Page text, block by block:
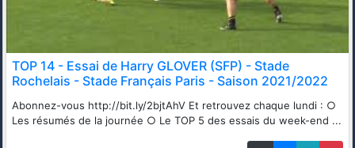
TOP 14 - Essai de Harry GLOVER (SFP) - Stade
Rochelais - Stade Français Paris - Saison 2021/2022
Abonnez-vous http://bit.ly/2bjtAhV Et retrouvez chaque lundi : ○
Les résumés de la journée ○ Le TOP 5 des essais du week-end ...